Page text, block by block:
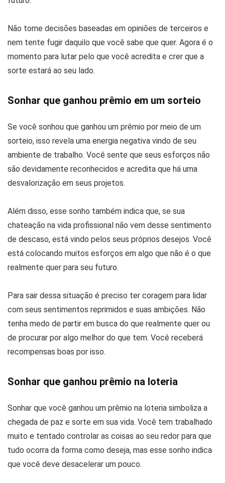
Não tome decisões baseadas em opiniões de terceiros e
nem tente fugir daquilo que você sabe que quer. Agora é o
momento para lutar pelo que você acredita e crer que a
sorte estará ao seu lado.
Sonhar que ganhou prêmio em um sorteio
Se você sonhou que ganhou um prêmio por meio de um
sorteio, isso revela uma energia negativa vindo de seu
ambiente de trabalho. Você sente que seus esforços não
são devidamente reconhecidos e acredita que há uma
desvalorização em seus projetos.
Além disso, esse sonho também indica que, se sua
chateação na vida profissional não vem desse sentimento
de descaso, está vindo pelos seus próprios desejos. Você
está colocando muitos esforços em algo que não é o que
realmente quer para seu futuro.
Para sair dessa situação é preciso ter coragem para lidar
com seus sentimentos reprimidos e suas ambições. Não
tenha medo de partir em busca do que realmente quer ou
de procurar por algo melhor do que tem. Você receberá
recompensas boas por isso.
Sonhar que ganhou prêmio na loteria
Sonhar que você ganhou um prêmio na loteria simboliza a
chegada de paz e sorte em sua vida. Você tem trabalhado
muito e tentado controlar as coisas ao seu redor para que
tudo ocorra da forma como deseja, mas esse sonho indica
que você deve desacelerar um pouco.